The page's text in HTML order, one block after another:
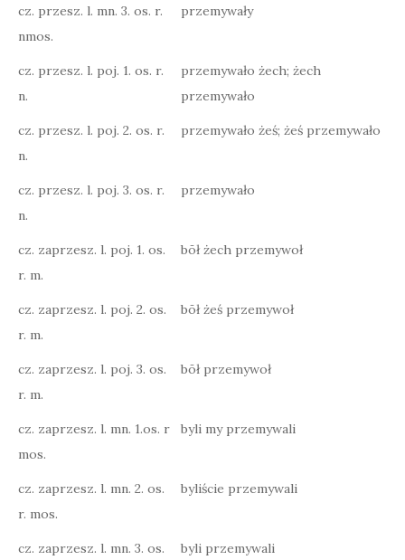
cz. przesz. l. mn. 3. os. r.
nmos.
przemywały
cz. przesz. l. poj. 1. os. r.
n.
przemywało żech; żech
przemywało
cz. przesz. l. poj. 2. os. r.
n.
przemywało żeś; żeś przemywało
cz. przesz. l. poj. 3. os. r.
n.
przemywało
cz. zaprzesz. l. poj. 1. os.
r. m.
bōł żech przemywoł
cz. zaprzesz. l. poj. 2. os.
r. m.
bōł żeś przemywoł
cz. zaprzesz. l. poj. 3. os.
r. m.
bōł przemywoł
cz. zaprzesz. l. mn. 1.os. r
mos.
byli my przemywali
cz. zaprzesz. l. mn. 2. os.
r. mos.
byliście przemywali
cz. zaprzesz. l. mn. 3. os.
byli przemywali